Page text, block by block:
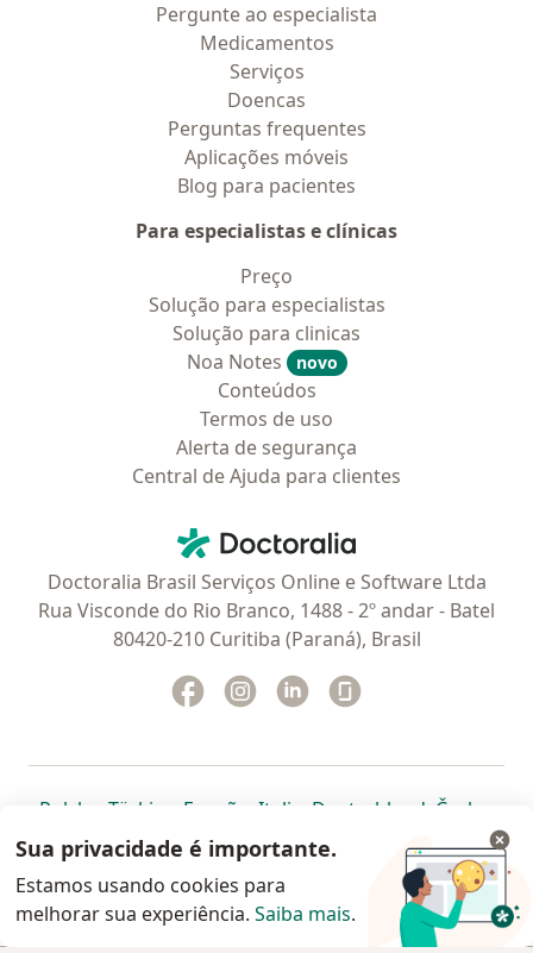
Pergunte ao especialista
Medicamentos
Serviços
Doencas
Perguntas frequentes
Aplicações móveis
Blog para pacientes
Para especialistas e clínicas
Preço
Solução para especialistas
Solução para clinicas
Noa Notes
novo
Conteúdos
Termos de uso
Alerta de segurança
Central de Ajuda para clientes
Doctoralia - Homepage
Doctoralia Brasil Serviços Online e Software Ltda
Rua Visconde do Rio Branco, 1488 - 2º andar - Batel
80420-210 Curitiba (Paraná), Brasil
Facebook
abre num novo separador
Instagram
abre num novo separador
Linkedin
abre num novo
Polska abre num novo separador
Türkiye abre num novo separador
España abre num novo separador
Italia abre num novo
Deutschlandabre num
Česko
Portugal abre num novo separador
, México abre num novo separador
, abre num novo separador
Brasil abre num novoabre num
abre
Colombia abre num novo
www.doctoralia.com.br © 2026 - Agende agora sua
Sua privacidade é importante.
Estamos usando cookies para
melhorar sua experiência. Saiba mais.